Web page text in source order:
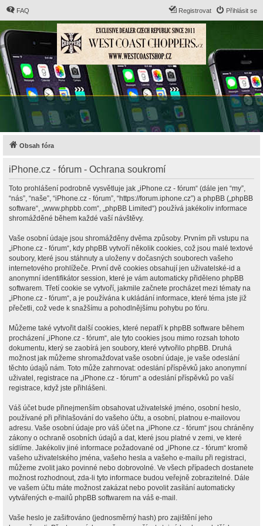
FAQ Přihlásit se
Registrovat
Obsah fóra
iPhone.cz - fórum - Ochrana soukromí
Toto prohlášení podrobně vysvětluje jak „iPhone.cz - fórum“ (dále jen “my”,
“nás”, “naše”, “iPhone.cz - fórum”, “https://forum.iphone.cz”) a phpBB („phpBB
software“, „www.phpbb.com“, „phpBB Limited“) používá jakékoliv informace
shromážděné během každé vaší návštěvy.
Vaše osobní údaje jsou shromážděny dvěma způsoby. Prvním při vstupu na
„iPhone.cz - fórum“, kdy phpBB vytvoří několik cookies, což jsou malé textové
soubory, které jsou stáhnuty a uloženy v dočasných souborech vašeho
internetového prohlížeče. První dvě cookies obsahují jen uživatelské-id a
anonymní identifikátor session, které je vám automaticky přiděleno phpBB
softwarem. Třetí cookie se vytvoří, jakmile začnete procházet mezi tématy na
„iPhone.cz - fórum“, a je používána k ukládání informace, které téma jste již
přečetli, což vede k snažšímu a pohodlnějšímu pohybu po fóru.
Můžeme také vytvořit další cookies, které nepatří k phpBB software během
procházení „iPhone.cz - fórum“, ale tyto cookies jsou mimo rozsah tohoto
dokumentu, který se zaobírá jen soubory, které vytvořilo phpBB. Druhá
možnost jak můžeme shromažďovat vaše osobní údaje, je vaše odeslání
těchto údajů nám. Toto může zahrnovat: odeslání příspěvků jako anonymní
uživatel, registrace na „iPhone.cz - fórum“ a odeslání příspěvků po vaší
registrace, když jste přihlášeni.
Váš účet bude přinejmenším obsahovat uživatelské jméno, osobní heslo,
používané při přihlašování do vašeho účtu, a osobní, platnou e-mailovou
adresu. Vaše osobní údaje pro váš účet na „iPhone.cz - fórum“ jsou chráněny
zákony o ochraně osobních údajů a dat, které jsou platné v zemi, ve které
sídlíme. Jakékoliv jiné informace požadované od „iPhone.cz - fórum“ kromě
vašeho uživatelského jména, vašeho hesla a vašeho e-mailu při registraci,
můžeme zvolit jako povinné nebo dobrovolné. Ve všech případech dostanete
možnost rozhodnout, zda-li tyto informace budou veřejně zobrazitelné. Dále
ve vašem účtu máte možnost zakázat nebo povolit zasílání automaticky
vytvářených e-mailů phpBB softwarem na váš e-mail.
Vaše heslo je zašifrováno (jednosměrný hash) pro zajištění jeho